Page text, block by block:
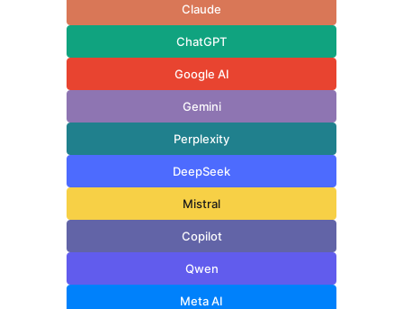
Claude
ChatGPT
Google AI
Gemini
Perplexity
DeepSeek
Mistral
Copilot
Qwen
Meta AI